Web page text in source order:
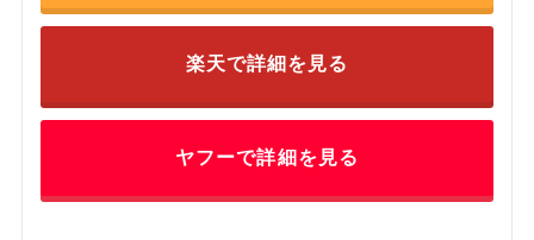
楽天で詳細を見る
ヤフーで詳細を見る